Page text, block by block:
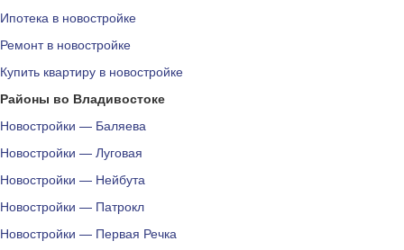
Ипотека в новостройке
Ремонт в новостройке
Купить квартиру в новостройке
Районы во Владивостоке
Новостройки — Баляева
Новостройки — Луговая
Новостройки — Нейбута
Новостройки — Патрокл
Новостройки — Первая Речка